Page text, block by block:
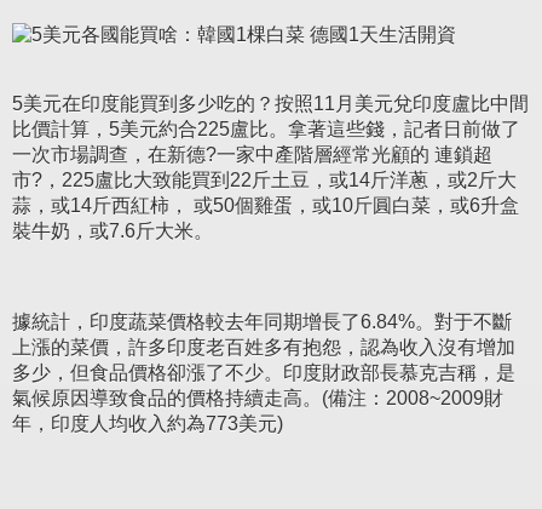
5美元在印度能買到多少吃的？按照11月美元兌印度盧比中間
比價計算，5美元約合225盧比。拿著這些錢，記者日前做了
一次市場調查，在新德?一家中產階層經常光顧的 連鎖超
市?，225盧比大致能買到22斤土豆，或14斤洋蔥，或2斤大
蒜，或14斤西紅柿， 或50個雞蛋，或10斤圓白菜，或6升盒
裝牛奶，或7.6斤大米。
據統計，印度蔬菜價格較去年同期增長了6.84%。對于不斷
上漲的菜價，許多印度老百姓多有抱怨，認為收入沒有增加
多少，但食品價格卻漲了不少。印度財政部長慕克吉稱，是
氣候原因導致食品的價格持續走高。(備注：2008~2009財
年，印度人均收入約為773美元)